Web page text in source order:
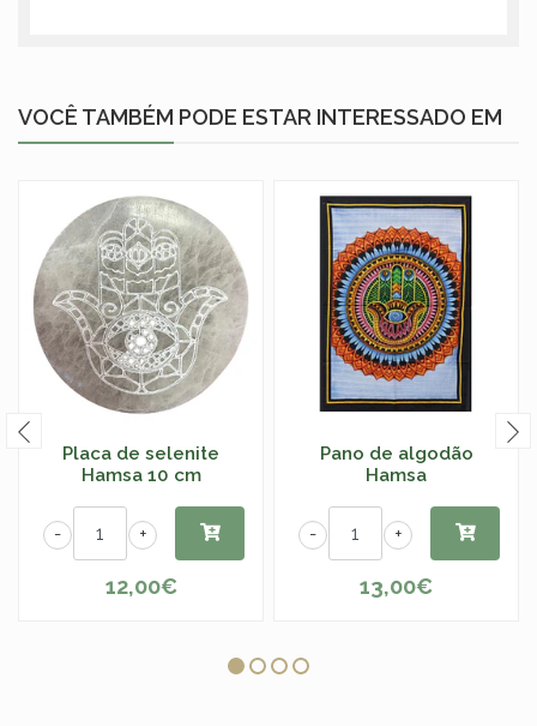
VOCÊ TAMBÉM PODE ESTAR INTERESSADO EM
Placa de selenite
Hamsa 10 cm
+
-
12,00€
Pano de algodão
Hamsa
+
-
13,00€